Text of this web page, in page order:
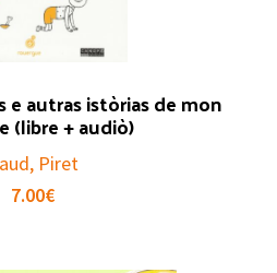
autras istòrias de mon
(libre + audiò)
Piret
7.00€